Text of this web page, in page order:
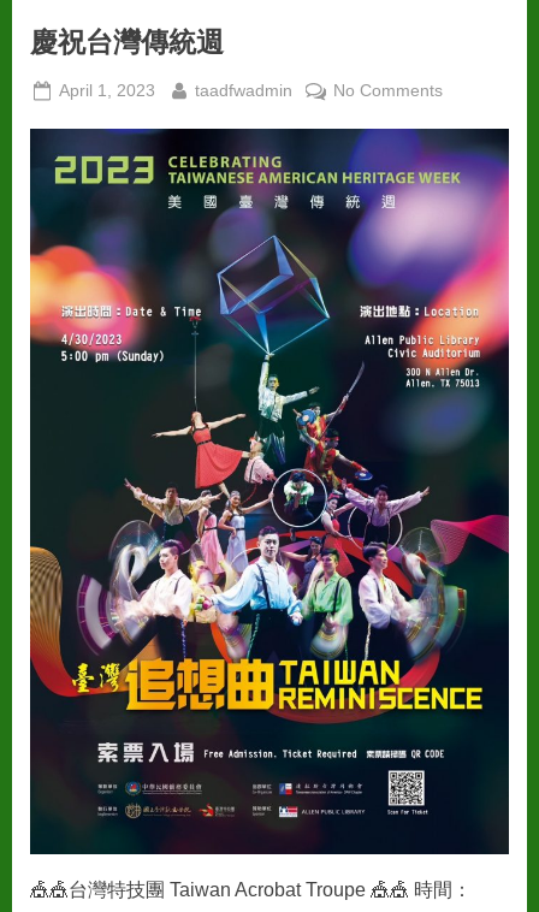
慶祝台灣傳統週
Posted
April 1, 2023 By
taadfwadmin No Commentson
台
統
週
🎪🎪台灣特技團 Taiwan Acrobat Troupe 🎪🎪 時間：